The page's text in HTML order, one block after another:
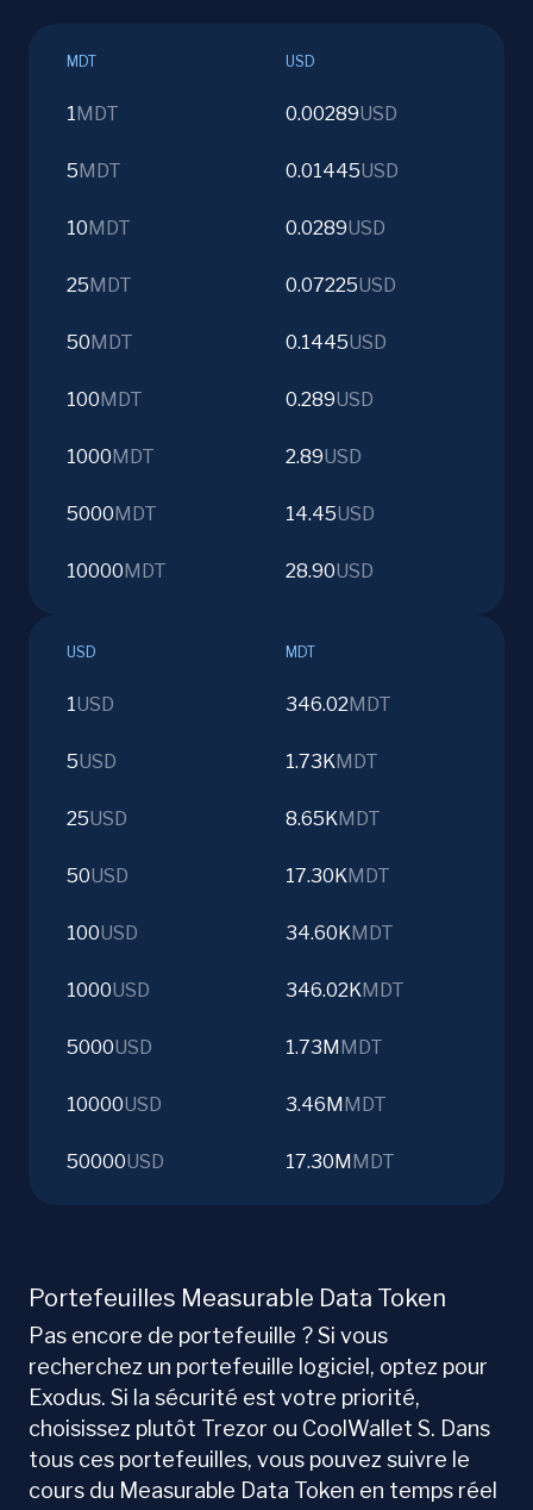
MDT USD
1 MDT 0.00289USD
5 MDT 0.01445USD
10 MDT 0.0289USD
25 MDT 0.07225USD
50 MDT 0.1445USD
100 MDT 0.289USD
1000 MDT 2.89USD
5000 MDT 14.45USD
10000 MDT 28.90USD
USD MDT
1USD 346.02 MDT
5USD 1.73KMDT
25USD 8.65KMDT
50USD 17.30KMDT
100USD 34.60KMDT
1000USD 346.02KMDT
5000USD 1.73M MDT
10000USD 3.46M MDT
50000USD 17.30M MDT
Portefeuilles Measurable Data Token
Pas encore de portefeuille ? Si vous
recherchez un portefeuille logiciel, optez pour
Exodus. Si la sécurité est votre priorité,
choisissez plutôt Trezor ou CoolWallet S. Dans
tous ces portefeuilles, vous pouvez suivre le
cours du Measurable Data Token en temps réel